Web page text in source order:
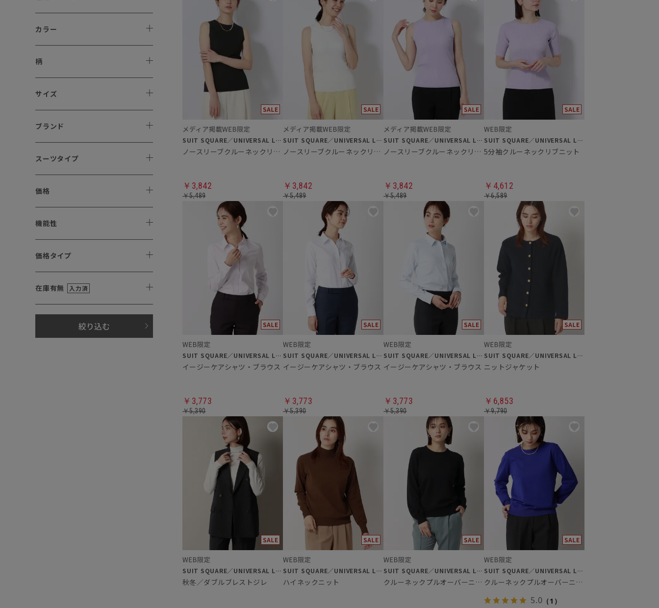
カラー
柄
サイズ
ブランド
スーツタイプ
価格
機能性
価格タイプ
在庫有無 入力済
絞り込む
SUIT SQUARE／UNIVERSAL LANGUAGE／WHITE
ノースリーブクルーネックリブニット
￥3,842
￥5,489
SUIT SQUARE／UNIVERSAL LANGUAGE／WHITE
ノースリーブクルーネックリブニット
￥3,842
￥5,489
SUIT SQUARE／UNIVERSAL LANGUAGE／WHITE
ノースリーブクルーネックリブニット
￥3,842
￥5,489
SUIT SQUARE／UNIVERSAL LANGUAGE／WHITE
5分袖クルーネックリブニット
￥4,612
￥6,589
SUIT SQUARE／UNIVERSAL LANGUAGE／WHITE
イージーケアシャツ・ブラウス
￥3,773
￥5,390
SUIT SQUARE／UNIVERSAL LANGUAGE／WHITE
イージーケアシャツ・ブラウス
￥3,773
￥5,390
SUIT SQUARE／UNIVERSAL LANGUAGE／WHITE
イージーケアシャツ・ブラウス
￥3,773
￥5,390
SUIT SQUARE／UNIVERSAL LANGUAGE／WHITE
ニットジャケット
￥6,853
￥9,790
SUIT SQUARE／UNIVERSAL LANGUAGE／WHITE
秋冬／ダブルブレストジレ
SUIT SQUARE／UNIVERSAL LANGUAGE／WHITE
ハイネックニット
SUIT SQUARE／UNIVERSAL LANGUAGE／WHITE
クルーネックプルオーバーニット
SUIT SQUARE／UNIVERSAL LANGUAGE／WHITE
クルーネックプルオーバーニット
5.0 （1）